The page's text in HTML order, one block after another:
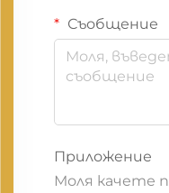
Съобщение
Приложение
Моля качете